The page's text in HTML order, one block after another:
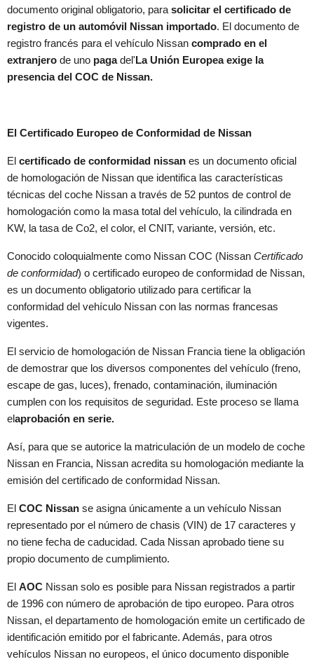
documento original obligatorio, para solicitar el certificado de
registro de un automóvil Nissan importado. El documento de
registro francés para el vehículo Nissan comprado en el
extranjero de uno pagadel'La Unión Europea exige la
presencia del COC de Nissan.
El Certificado Europeo de Conformidad de Nissan
El certificado de conformidad nissan es un documento oficial
de homologación de Nissan que identifica las características
técnicas del coche Nissan a través de 52 puntos de control de
homologación como la masa total del vehículo, la cilindrada en
KW, la tasa de Co2, el color, el CNIT, variante, versión, etc.
Conocido coloquialmente como Nissan COC (Nissan Certificado
de conformidad) o certificado europeo de conformidad de Nissan,
es un documento obligatorio utilizado para certificar la
conformidad del vehículo Nissan con las normas francesas
vigentes.
El servicio de homologación de Nissan Francia tiene la obligación
de demostrar que los diversos componentes del vehículo (freno,
escape de gas, luces), frenado, contaminación, iluminación
cumplen con los requisitos de seguridad. Este proceso se llama
elaprobación en serie.
Así, para que se autorice la matriculación de un modelo de coche
Nissan en Francia, Nissan acredita su homologación mediante la
emisión del certificado de conformidad Nissan.
El COC Nissan se asigna únicamente a un vehículo Nissan
representado por el número de chasis (VIN) de 17 caracteres y
no tiene fecha de caducidad. Cada Nissan aprobado tiene su
propio documento de cumplimiento.
El AOC Nissan solo es posible para Nissan registrados a partir
de 1996 con número de aprobación de tipo europeo. Para otros
Nissan, el departamento de homologación emite un certificado de
identificación emitido por el fabricante. Además, para otros
vehículos Nissan no europeos, el único documento disponible